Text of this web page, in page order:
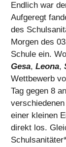
Endlich war
Aufgeregt
des
Morgen des
Schule ein.
Gesa,Leona,
Wettbewerb
Tag gegen 8
einer kleinen
direkt los.